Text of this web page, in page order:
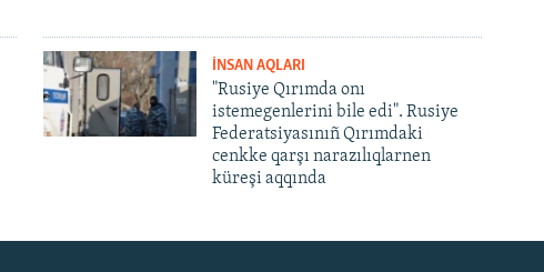
İNSAN AQLARI
"Rusiye Qırımda onı
istemegenlerini bile edi". Rusiye
Federatsiyasınıñ Qırımdaki
cenkke qarşı narazılıqlarnen
küreşi aqqında